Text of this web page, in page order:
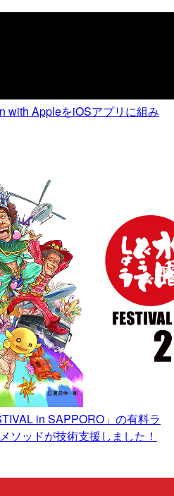
with AppleをiOSアプリに組み
in SAPPORO」の有料ラ
ソッドが技術支援しました！